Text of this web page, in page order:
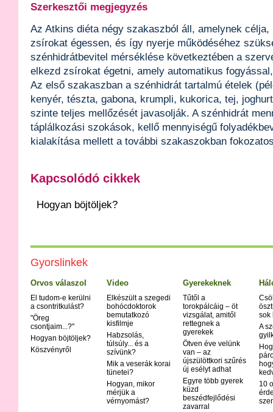
Szerkesztői megjegyzés
Az Atkins diéta négy szakaszból áll, amelynek
zsírokat égessen, és így nyerje működéséhez
szénhidrátbevitel mérséklése következtében a
elkezd zsírokat égetni, amely automatikus
Az első szakaszban a szénhidrát tartalmú ételek
kenyér, tészta, gabona, krumpli, kukorica, tej,
szinte teljes mellőzését javasolják. A szénhidrát
táplálkozási szokások, kellő mennyiségű
kialakítása mellett a további szakaszokban
Kapcsolódó cikkek
Hogyan böjtöljek?
Gyorslinkek
Orvos válaszol
El tudom-e kerülni
a csontritkulást?
"Öreg
csontjaim...?"
Hogyan böjtöljek?
Köszvényről
Video
Elkészült a szegedi
bohócdoktorok
bemutatkozó
kisfilmje
Habzsolás,
túlsúly... és a
szívünk?
Mik a veserák korai
tünetei?
Hogyan, mikor
mérjük a
vérnyomást?
Gyerekeknek
Tűtől a
torokpálcáig – öt
vizsgálat, amitől
rettegnek a
gyerekek
Ötven éve velünk
van – az
újszülöttkori szűrés
új esélyt adhat
Egyre több gyerek
küzd
beszédfejlődési
zavarral
sok
A
10